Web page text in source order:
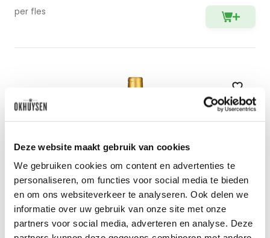
Deze website maakt gebruik van cookies
We gebruiken cookies om content en advertenties te
personaliseren, om functies voor social media te bieden
en om ons websiteverkeer te analyseren. Ook delen we
informatie over uw gebruik van onze site met onze
partners voor social media, adverteren en analyse. Deze
per fles
Zet